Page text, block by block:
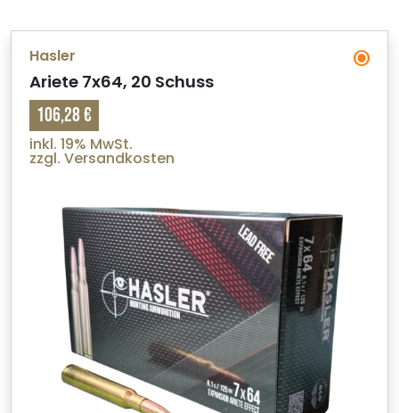
Hasler
Ariete 7x64, 20 Schuss
106,28 €
inkl. 19% MwSt.
zzgl. Versandkosten